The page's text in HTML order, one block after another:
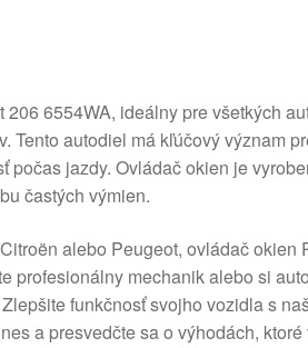
6554WA, ideálny pre všetkých
Tento autodiel má kľúčový význam
počas jazdy. Ovládač okien je
častých výmien.
alebo Peugeot, ovládač okien
profesionálny mechanik alebo si
funkčnosť svojho vozidla s
a presvedčte sa o výhodách,